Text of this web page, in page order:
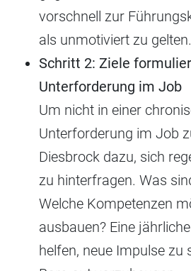
vorschnell zur
als unmotiviert zu gelten.
Schritt 2: Ziele
Unterforderung im Job
Um nicht in einer
Unterforderung im Job
Diesbrock dazu, sich
zu hinterfragen. Was
Welche Kompetenzen
ausbauen? Eine
helfen, neue Impulse zu